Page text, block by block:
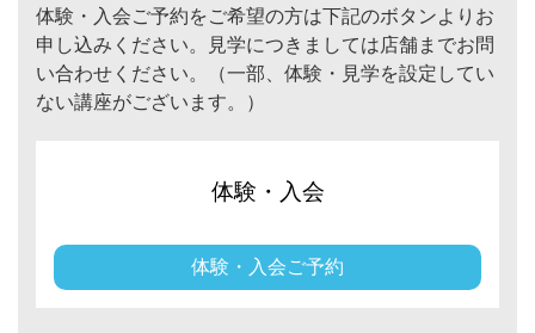
体験・入会ご予約をご希望の方は下記のボタンよりお
申し込みください。見学につきましては店舗までお問
い合わせください。（一部、体験・見学を設定してい
ない講座がございます。）
体験・入会
体験・入会ご予約